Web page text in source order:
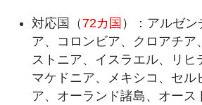
対応国（ 72カ国 ）：アルゼン
ア、コロンビア、クロアチア
ストニア、イスラエル、リヒ
マケドニア、メキシコ、セル
ア、オーランド諸島、オース